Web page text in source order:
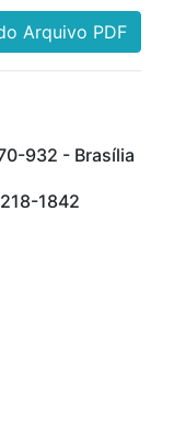
Arquivo PDF
932 - Brasília
1842